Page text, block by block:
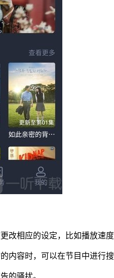
改相应的设定，比如播放速度
内容时，可以在节目中进行搜